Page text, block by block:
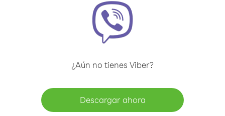
¿Aún no tienes Viber?
Descargar ahora